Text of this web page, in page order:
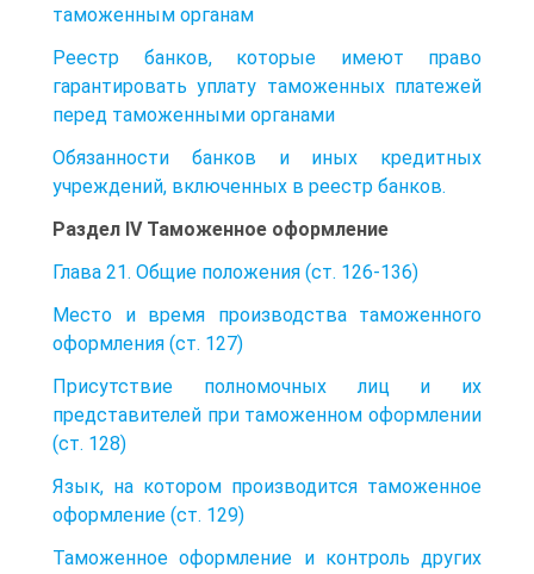
таможенным органам
Реестр банков, которые имеют право
гарантировать уплату таможенных платежей
перед таможенными органами
Обязанности банков и иных кредитных
учреждений, включенных в реестр банков.
Раздел IV Таможенное оформление
Глава 21. Общие положения (ст. 126-136)
Место и время производства таможенного
оформления (ст. 127)
Присутствие полномочных лиц и их
представителей при таможенном оформлении
(ст. 128)
Язык, на котором производится таможенное
оформление (ст. 129)
Таможенное оформление и контроль других